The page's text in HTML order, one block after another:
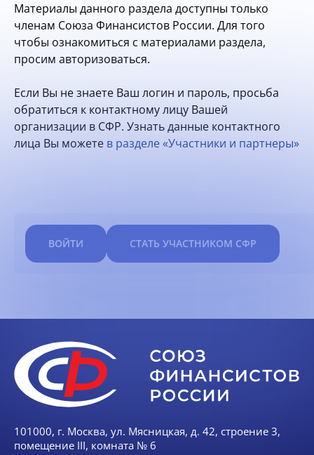
опытом
Вступить
Материалы данного раздела доступны только
членам Союза Финансистов России. Для того
чтобы ознакомиться с материалами раздела,
просим авторизоваться.
Если Вы не знаете Ваш логин и пароль, просьба
обратиться к контактному лицу Вашей
организации в СФР. Узнать данные контактного
лица Вы можете в разделе «Участники и партнеры»
ВОЙТИ СТАТЬ УЧАСТНИКОМ СФР
101000, г. Москва, ул. Мясницкая, д. 42, строение 3,
помещение III, комната № 6